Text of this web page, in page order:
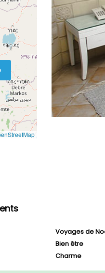
Voyages de
Bien être
Charme